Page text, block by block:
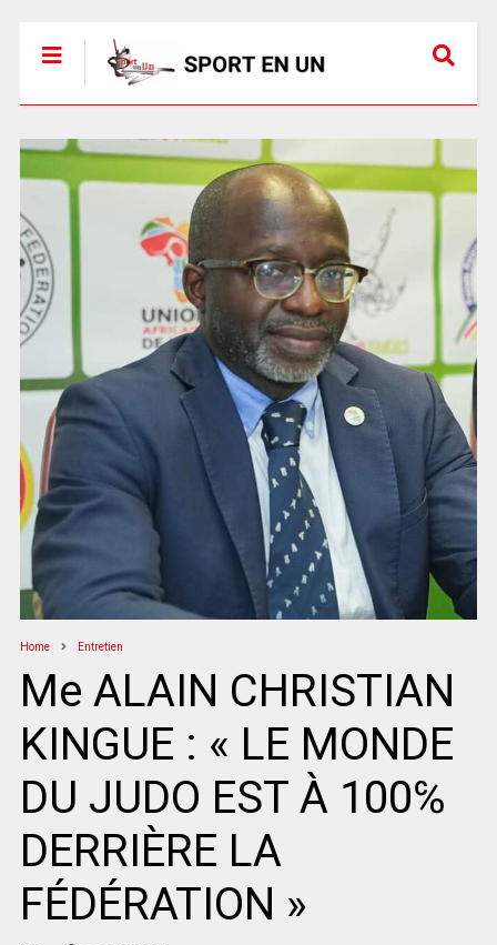
Home Entretien
Me ALAIN CHRISTIAN
KINGUE : « LE MONDE
DU JUDO EST À 100℅
DERRIÈRE LA
FÉDÉRATION »